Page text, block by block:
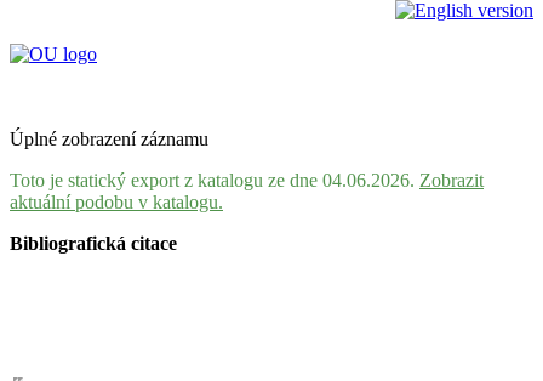
Úplné zobrazení záznamu
Toto je statický export z katalogu ze dne 04.06.2026. Zobrazit
aktuální podobu v katalogu.
Bibliografická citace